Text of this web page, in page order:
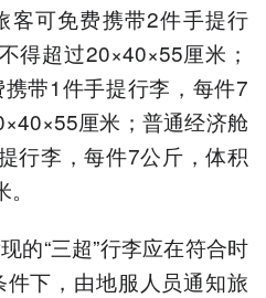
客可免费携带2件手提行
得超过20×40×55厘米；
带1件手提行李，每件7
厘米；普通经济舱
行李，每件7公斤，体积
的“三超”行李应在符合时
下，由地服人员通知旅